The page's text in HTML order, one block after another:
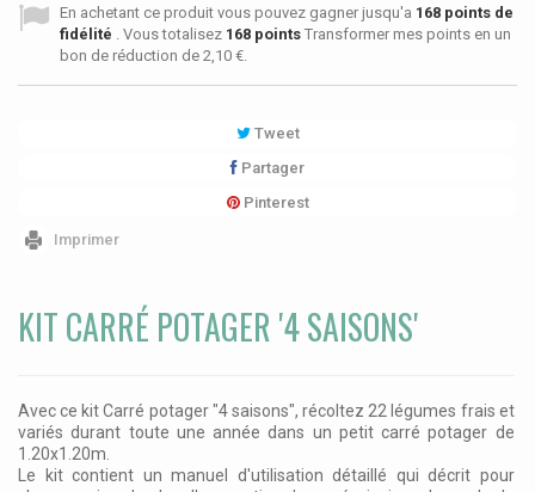
En achetant ce produit vous pouvez gagner jusqu'a 168 points de
fidélité . Vous totalisez 168 points Transformer mes points en un
bon de réduction de 2,10 €.
Tweet
Partager
Pinterest
Imprimer
KIT CARRÉ POTAGER '4 SAISONS'
Avec ce kit Carré potager "4 saisons", récoltez 22 légumes frais et
variés durant toute une année dans un petit carré potager de
1.20x1.20m.
Le kit contient un manuel d'utilisation détaillé qui décrit pour